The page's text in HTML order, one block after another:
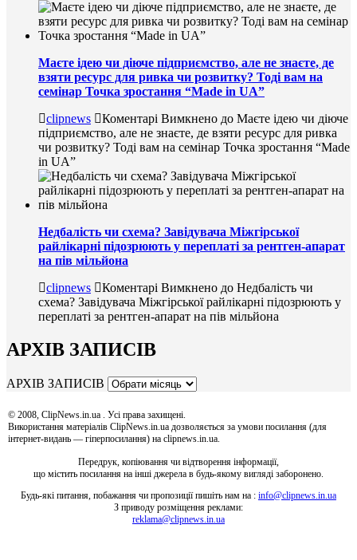
Маєте ідею чи діюче підприємство, але не знаєте, де
взяти ресурс для ривка чи розвитку? Тоді вам на
семінар Точка зростання “Made in UA”
clipnews
Коментарі Вимкнено до Маєте ідею чи діюче
підприємство, але не знаєте, де взяти ресурс для ривка
чи розвитку? Тоді вам на семінар Точка зростання “Made
in UA”
Недбалість чи схема? Завідувача Міжгірської
райлікарні підозрюють у переплаті за рентген-апарат
на пів мільйона
clipnews
Коментарі Вимкнено до Недбалість чи
схема? Завідувача Міжгірської райлікарні підозрюють у
переплаті за рентген-апарат на пів мільйона
АРХІВ ЗАПИСІВ
АРХІВ ЗАПИСІВ
© 2008, ClipNews.in.ua . Усі права захищені.
Використання матеріалів ClipNews.in.ua дозволяється за умови посилання (для
інтернет-видань — гіперпосилання) на clipnews.in.ua.
Передрук, копіювання чи відтворення інформації,
що містить посилання на інші джерела в будь-якому вигляді заборонено.
Будь-які питання, побажання чи пропозиції пишіть нам на : info@clipnews.in.ua
З приводу розміщення реклами:
reklama@clipnews.in.ua